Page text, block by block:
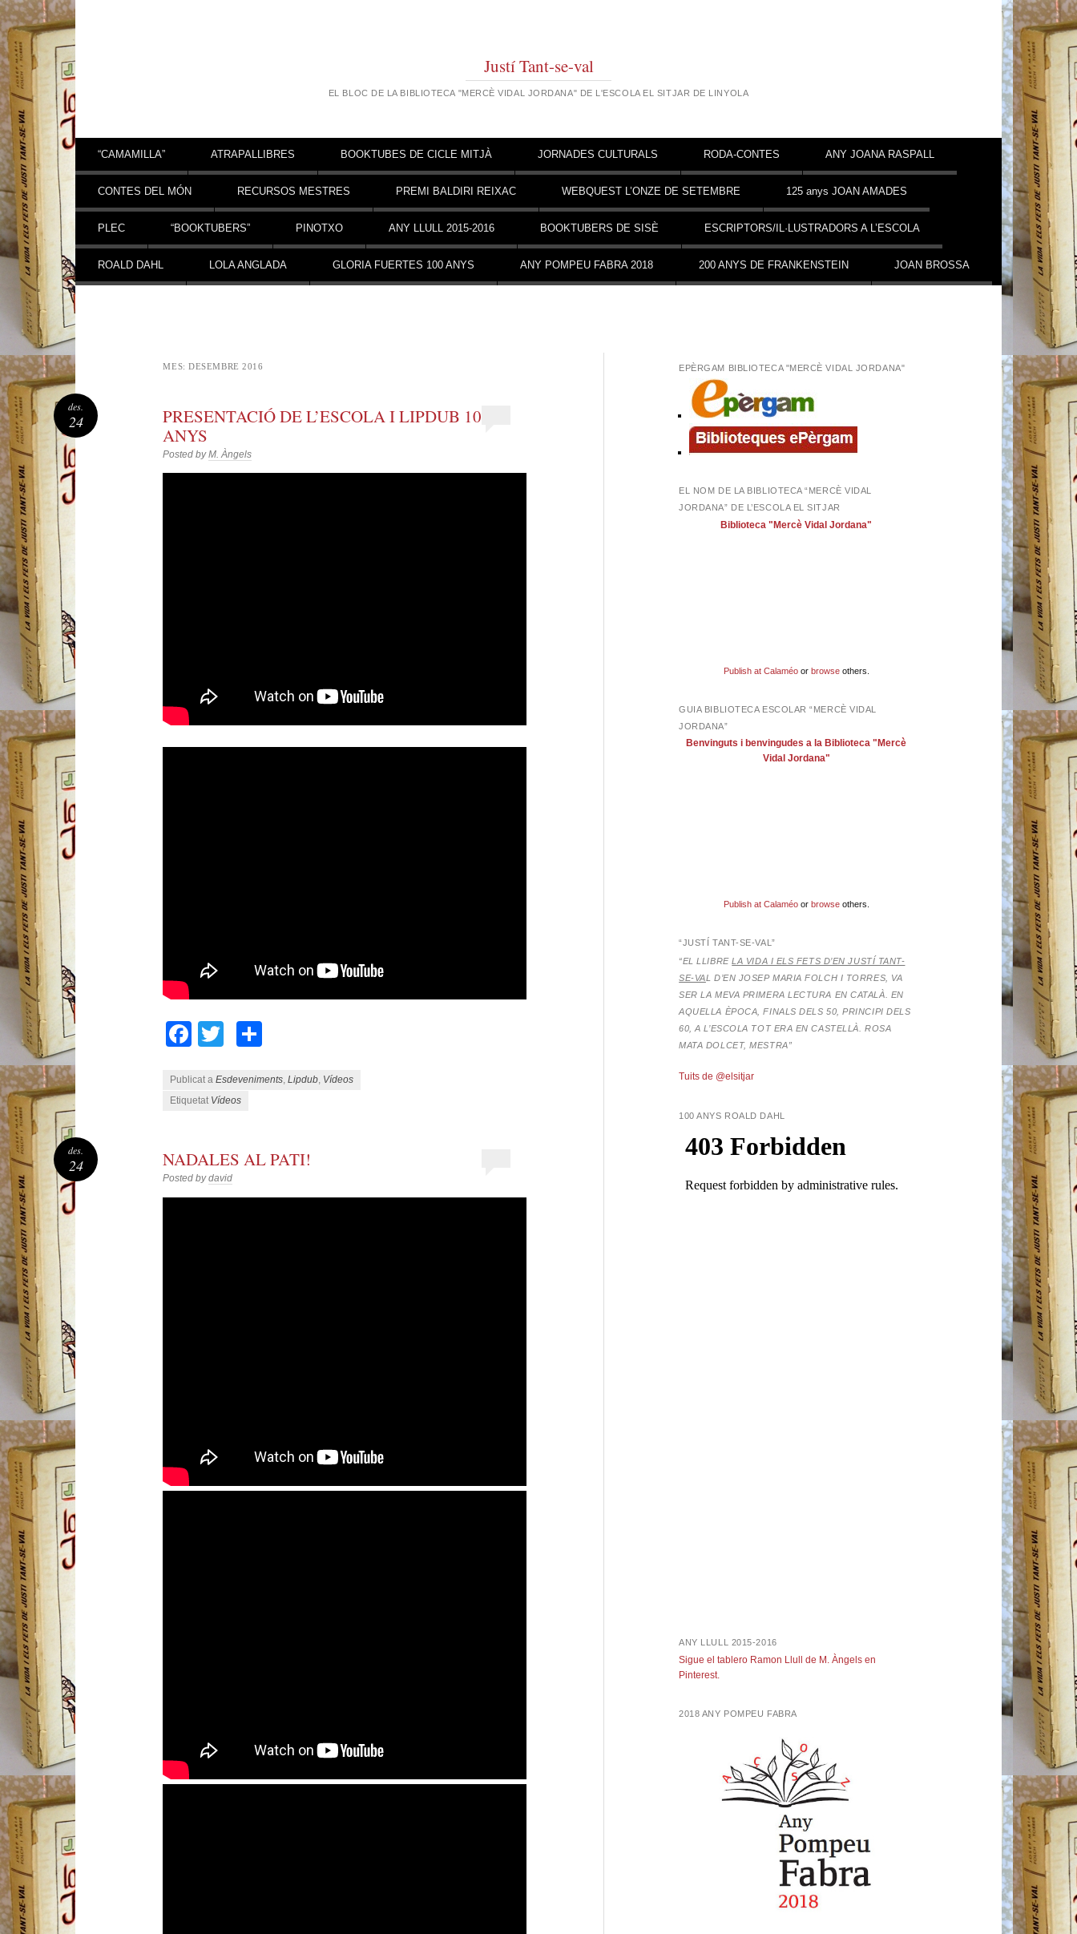
Justí Tant-se-val
EL BLOC DE LA BIBLIOTECA "MERCÈ VIDAL JORDANA" DE L'ESCOLA EL SITJAR DE LINYOLA
Vés al contingut
“CAMAMILLA” ATRAPALLIBRES BOOKTUBES DE CICLE MITJÀ JORNADES CULTURALS RODA-CONTES ANY JOANA RASPALL
CONTES DEL MÓN RECURSOS MESTRES PREMI BALDIRI REIXAC WEBQUEST L’ONZE DE SETEMBRE 125 anys JOAN AMADES
PLEC “BOOKTUBERS” PINOTXO ANY LLULL 2015-2016 BOOKTUBERS DE SISÈ ESCRIPTORS/IL·LUSTRADORS A L’ESCOLA
ROALD DAHL LOLA ANGLADA GLORIA FUERTES 100 ANYS ANY POMPEU FABRA 2018 200 ANYS DE FRANKENSTEIN JOAN BROSSA
MES:DESEMBRE 2016
PRESENTACIÓ DE L’ESCOLA I LIPDUB 10
ANYS
Posted byM. Àngels
Facebook
Twitter
Publicat aEsdeveniments,Lipdub, Vídeos
Etiquetat Vídeos
des.
24
NADALES AL PATI!
Posted bydavid
des.
24
EPÈRGAM BIBLIOTECA "MERCÈ VIDAL JORDANA"
EL NOM DE LA BIBLIOTECA “MERCÈ VIDAL
JORDANA” DE L’ESCOLA EL SITJAR
Biblioteca "Mercè Vidal Jordana"
Publish at Calaméoor browseothers.
GUIA BIBLIOTECA ESCOLAR “MERCÈ VIDAL
JORDANA”
Benvinguts i benvingudes a la Biblioteca "Mercè
Vidal Jordana"
Publish at Calaméoor browseothers.
“JUSTÍ TANT-SE-VAL”
“EL LLIBRELA VIDA I ELS FETS D’EN JUSTÍ TANT-
SE-VAL D’EN JOSEP MARIA FOLCH I TORRES, VA
SER LA MEVA PRIMERA LECTURA EN CATALÀ. EN
AQUELLA ÈPOCA, FINALS DELS 50, PRINCIPI DELS
60, A L’ESCOLA TOT ERA EN CASTELLÀ. ROSA
MATA DOLCET, MESTRA”
Tuits de @elsitjar
100 ANYS ROALD DAHL
ANY LLULL 2015-2016
Sigue el tablero Ramon Llull de M. Àngels en
Pinterest.
2018 ANY POMPEU FABRA